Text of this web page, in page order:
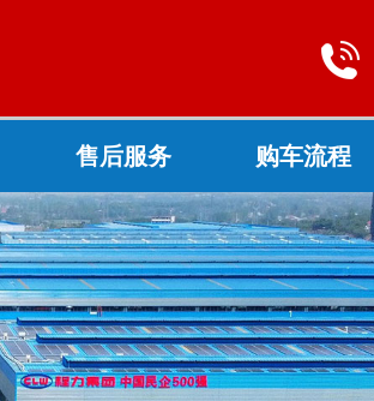
售后服务 购车流程